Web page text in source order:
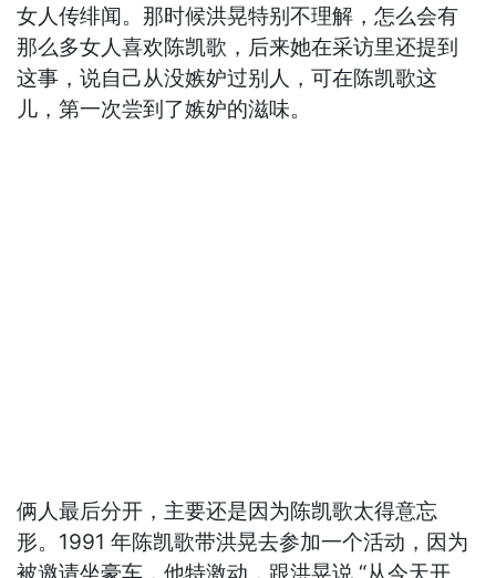
女人传绯闻。那时候洪晃特别不理解，怎么会有
那么多女人喜欢陈凯歌，后来她在采访里还提到
这事，说自己从没嫉妒过别人，可在陈凯歌这
儿，第一次尝到了嫉妒的滋味。
俩人最后分开，主要还是因为陈凯歌太得意忘
形。1991 年陈凯歌带洪晃去参加一个活动，因为